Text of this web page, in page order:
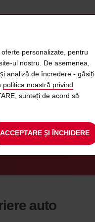
auto
personalizate, pentru
ul nostru. De asemenea,
analiză de încredere - găsiți
politica noastră privind
sunteți de acord să
ACCEPTARE ȘI ÎNCHIDERE